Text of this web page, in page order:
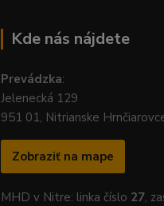
Kde nás nájdete
Prevádzka:
Jelenecká 129
951 01, Nitrianske
Zobraziť na mape
MHD v Nitre: linka číslo 27,